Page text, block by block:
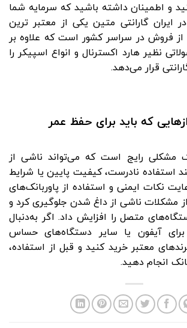
و اطمینان داشته باشید که سرمایه شما
ایران گارانتی متین یکی از معتبر ترین
فروش در سراسر کشور است که علاوه بر
نظیر هارد اکسترنال و انواع اسپیکر را
قرار می‌دهد.
که باید برای حفظ عمر
مشکلی رایج است که می‌تواند ناشی از
استفاده نادرست، کیفیت پایین یا شرایط
نکات ایمنی و استفاده از پاوربانک‌های
مشکلات ناشی از داغ شدن جلوگیری کرد و
متصل را افزایش داد. اگر به‌دنبال
برای آیفون یا سایر دستگاه‌های حساس
معتبر خرید کنید و قبل از استفاده،
انجام دهید.